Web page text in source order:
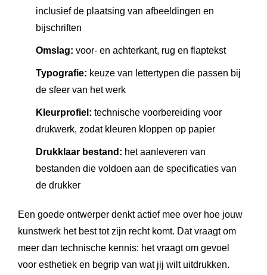
inclusief de plaatsing van afbeeldingen en
bijschriften
Omslag: voor- en achterkant, rug en flaptekst
Typografie: keuze van lettertypen die passen bij
de sfeer van het werk
Kleurprofiel: technische voorbereiding voor
drukwerk, zodat kleuren kloppen op papier
Drukklaar bestand: het aanleveren van
bestanden die voldoen aan de specificaties van
de drukker
Een goede ontwerper denkt actief mee over hoe jouw
kunstwerk het best tot zijn recht komt. Dat vraagt om
meer dan technische kennis: het vraagt om gevoel
voor esthetiek en begrip van wat jij wilt uitdrukken.